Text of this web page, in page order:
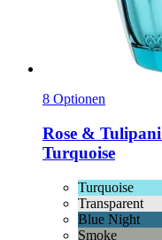
8 Optionen
Rose & Tulipani
Turquoise
Turquoise
Transparent
Blue Night
Smoke